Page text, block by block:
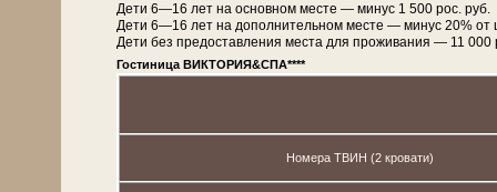
Дети 6—16 лет на основном месте — минус 1 500 рос. руб.
Дети 6—16 лет на дополнительном месте — минус 20% от
Дети без предоставления места для проживания — 11 000
Гостиница ВИКТОРИЯ&СПА****
Номера ТВИН (2 кровати)